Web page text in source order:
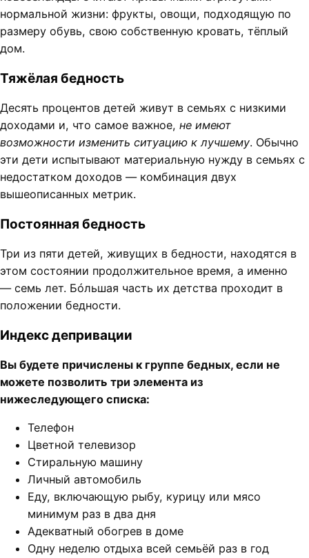
нормальной жизни: фрукты, овощи, подходящую по
размеру обувь, свою собственную кровать, тёплый
дом.
Тяжёлая бедность
Десять процентов детей живут в семьях с низкими
доходами и, что самое важное, не имеют
возможности изменить ситуацию к лучшему. Обычно
эти дети испытывают материальную нужду в семьях с
недостатком доходов — комбинация двух
вышеописанных метрик.
Постоянная бедность
Три из пяти детей, живущих в бедности, находятся в
этом состоянии продолжительное время, а именно
— семь лет. Бóльшая часть их детства проходит в
положении бедности.
Индекс депривации
Вы будете причислены к группе бедных, если не
можете позволить три элемента из
нижеследующего списка:
Телефон
Цветной телевизор
Стиральную машину
Личный автомобиль
Еду, включающую рыбу, курицу или мясо
минимум раз в два дня
Адекватный обогрев в доме
Одну неделю отдыха всей семьёй раз в год